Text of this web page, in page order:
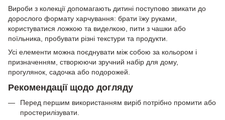
Вироби з колекції допомагають дитині поступово звикати до
дорослого формату харчування: брати їжу руками,
користуватися ложкою та виделкою, пити з чашки або
поїльника, пробувати різні текстури та продукти.
Усі елементи можна поєднувати між собою за кольором і
призначенням, створюючи зручний набір для дому,
прогулянок, садочка або подорожей.
Рекомендації щодо догляду
Перед першим використанням виріб потрібно промити або
простерилізувати.